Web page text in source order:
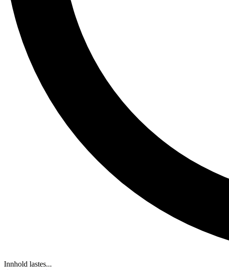
Innhold lastes...